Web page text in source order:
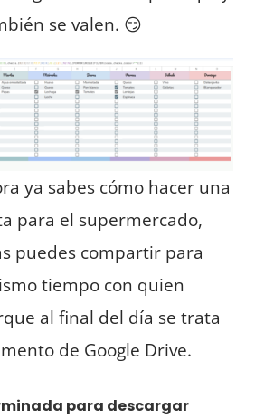
se valen. 😏
ya sabes cómo hacer una
para el supermercado,
puedes compartir para
tiempo con quien
al final del día se trata
de Google Drive.
para descargar